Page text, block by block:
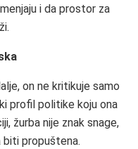
i da prostor za
on ne kritikuje samo
profil politike koju ona
žurba nije znak snage,
propuštena.